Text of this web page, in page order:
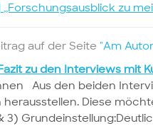
„Forschungsausblick zu
auf der Seite "Am
zu den Interviews mit
Aus den beiden
Diese
3)